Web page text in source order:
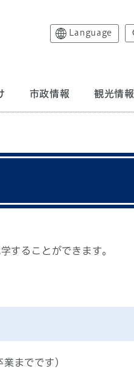
Language
市政情報 観光情報
することができます。
までです）